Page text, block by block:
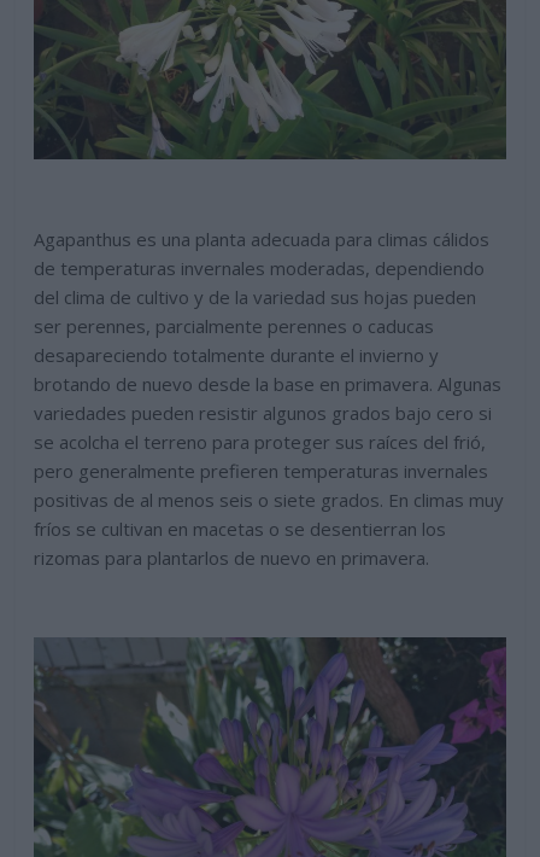
Agapanthus es una planta adecuada para climas cálidos
de temperaturas invernales moderadas, dependiendo
del clima de cultivo y de la variedad sus hojas pueden
ser perennes, parcialmente perennes o caducas
desapareciendo totalmente durante el invierno y
brotando de nuevo desde la base en primavera. Algunas
variedades pueden resistir algunos grados bajo cero si
se acolcha el terreno para proteger sus raíces del frió,
pero generalmente prefieren temperaturas invernales
positivas de al menos seis o siete grados. En climas muy
fríos se cultivan en macetas o se desentierran los
rizomas para plantarlos de nuevo en primavera.